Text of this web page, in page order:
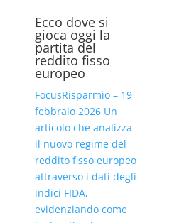
Ecco dove si
gioca oggi la
partita del
reddito fisso
europeo
FocusRisparmio – 19
febbraio 2026 Un
articolo che analizza
il nuovo regime del
reddito fisso europeo
attraverso i dati degli
indici FIDA,
evidenziando come